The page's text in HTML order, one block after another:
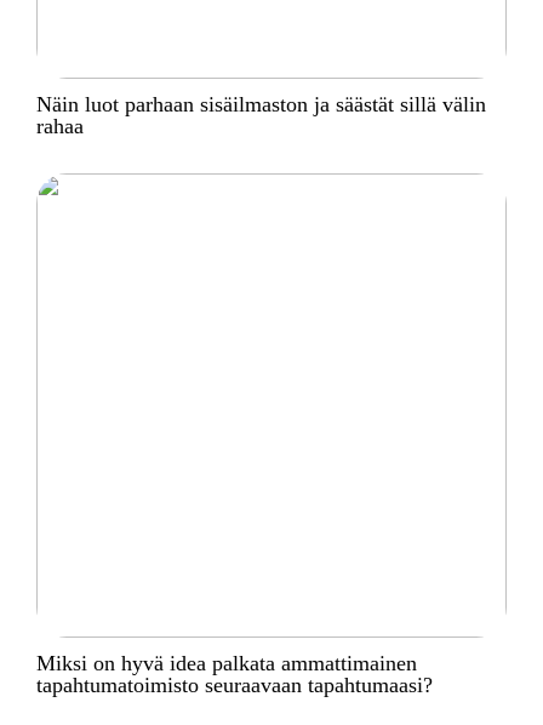
Näin luot parhaan sisäilmaston ja säästät sillä välin
rahaa
Miksi on hyvä idea palkata ammattimainen
tapahtumatoimisto seuraavaan tapahtumaasi?